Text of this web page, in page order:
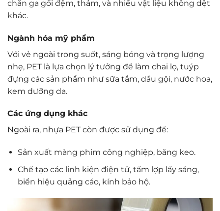
chăn ga gối đệm, thảm, và nhiều vật liệu không dệt
khác.
Ngành hóa mỹ phẩm
Với vẻ ngoài trong suốt, sáng bóng và trọng lượng
nhẹ, PET là lựa chọn lý tưởng để làm chai lọ, tuýp
đựng các sản phẩm như sữa tắm, dầu gội, nước hoa,
kem dưỡng da.
Các ứng dụng khác
Ngoài ra, nhựa PET còn được sử dụng để:
Sản xuất màng phim công nghiệp, băng keo.
Chế tạo các linh kiện điện tử, tấm lợp lấy sáng,
biển hiệu quảng cáo, kính bảo hộ.